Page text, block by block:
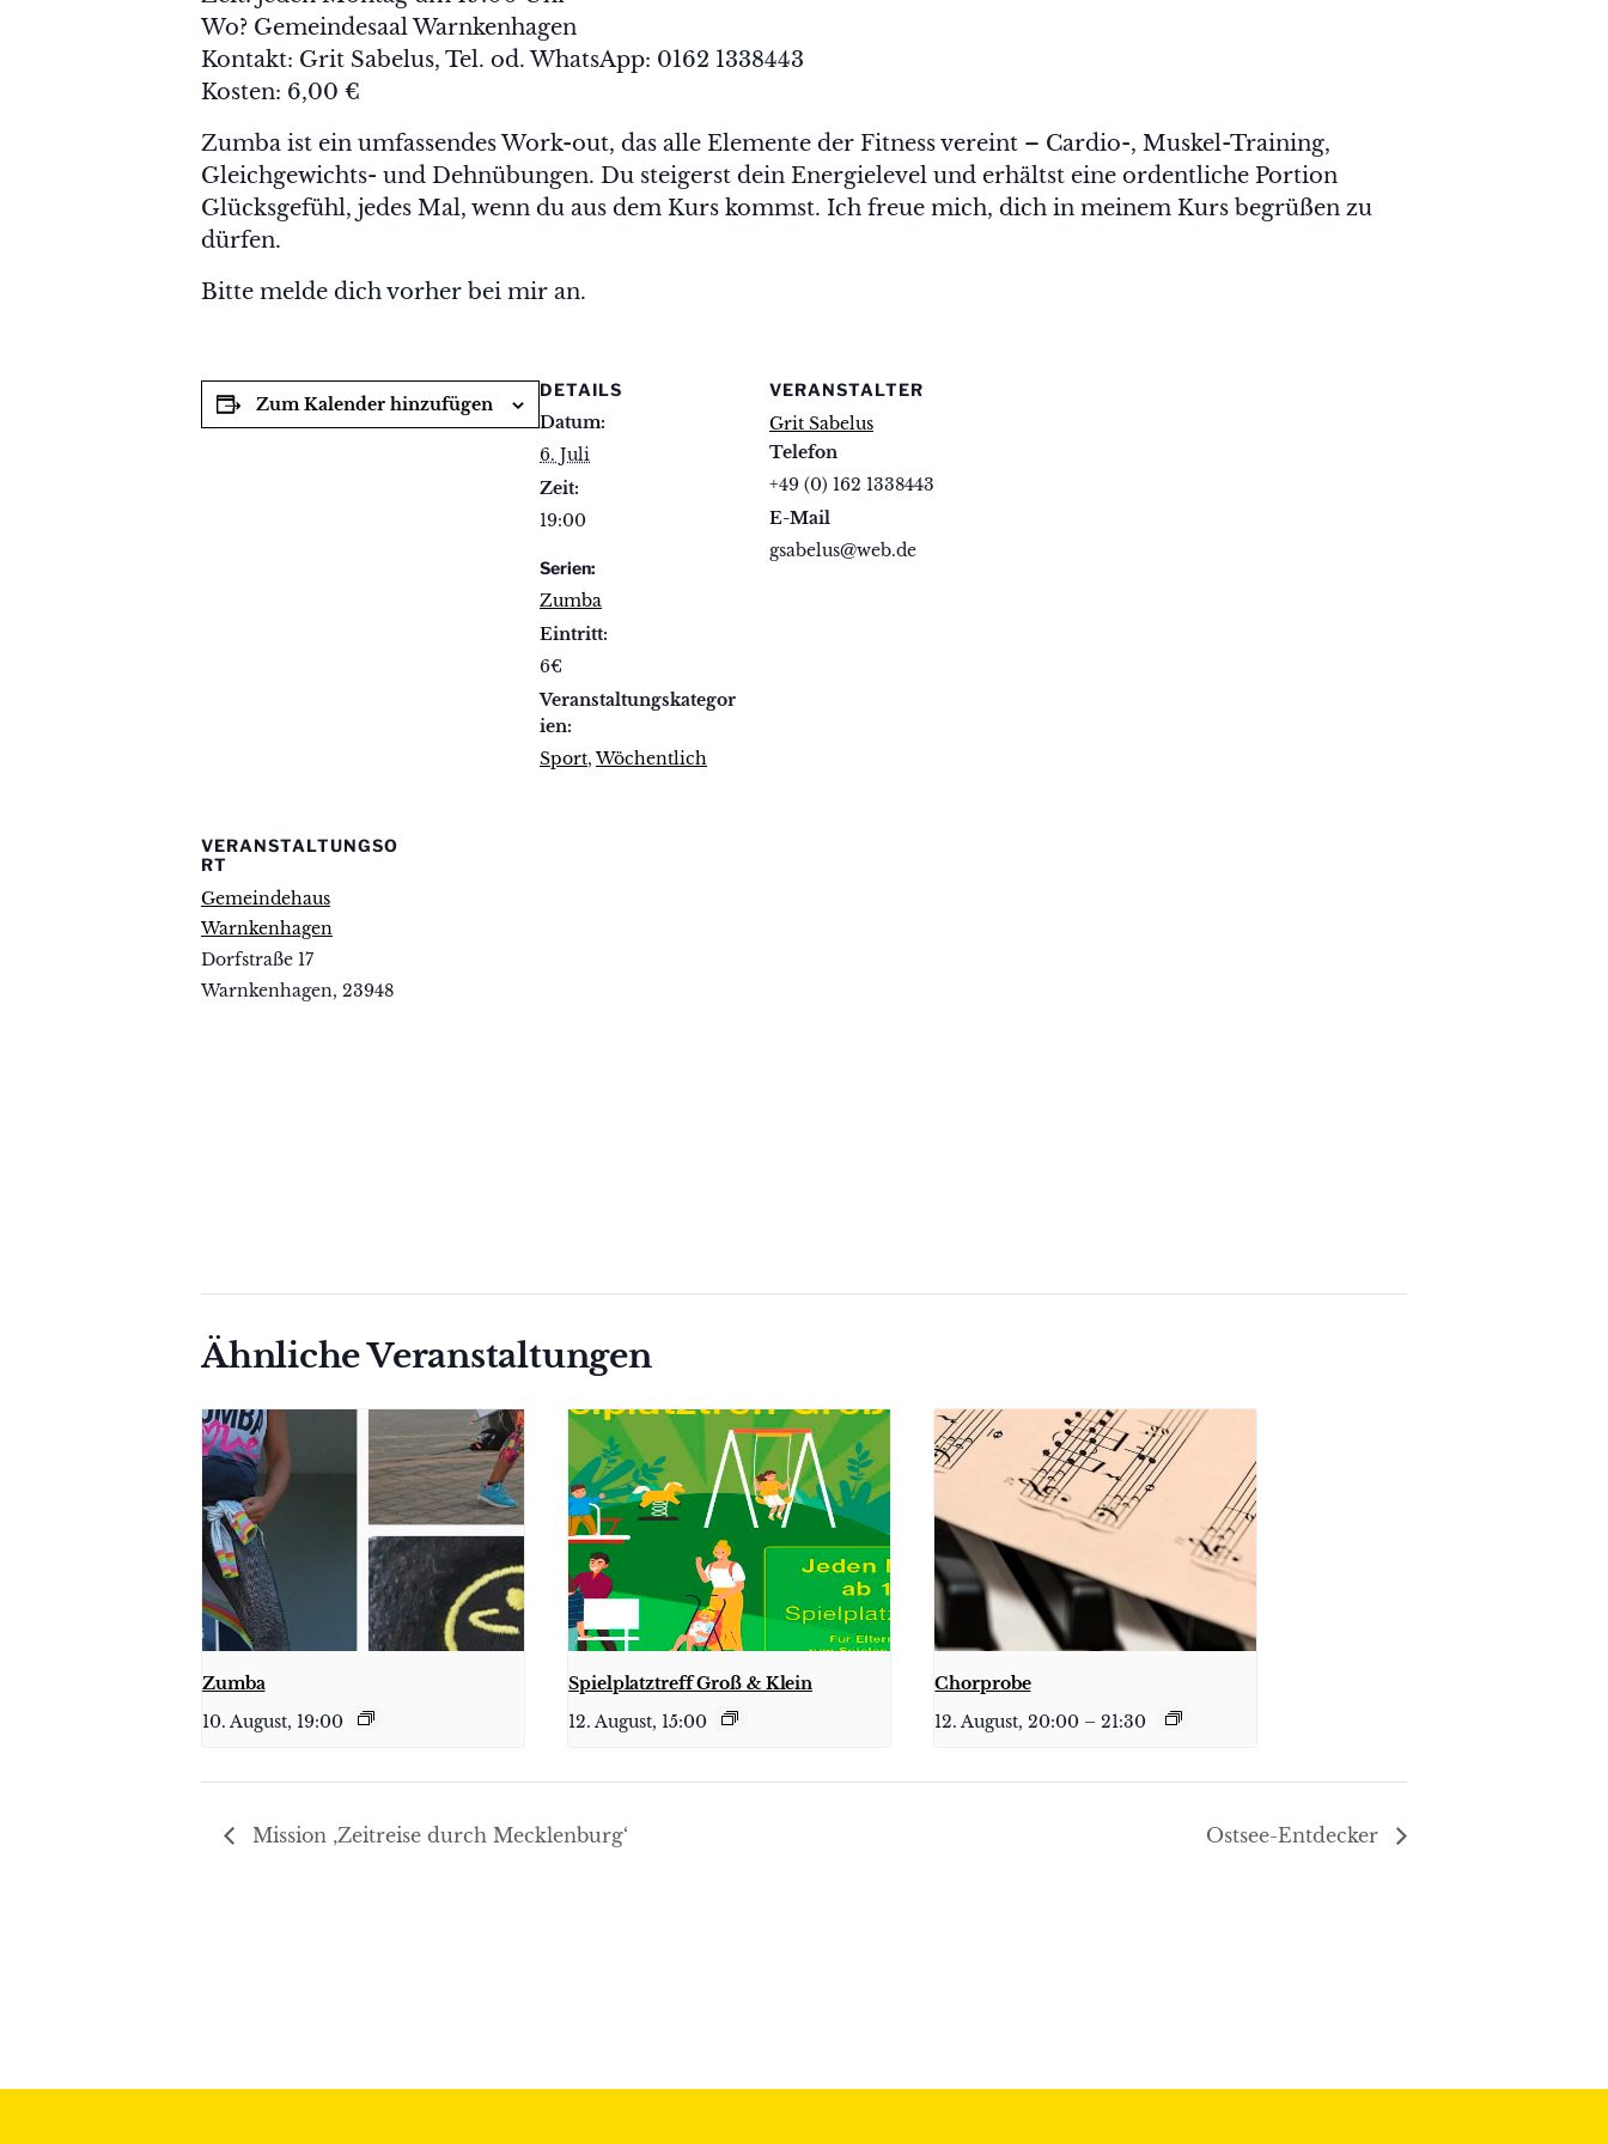
Wo? Gemeindesaal Warnkenhagen
Kontakt: Grit Sabelus, Tel. od. WhatsApp: 0162 1338443
Kosten: 6,00 €
Zumba ist ein umfassendes Work-out, das alle Elemente der Fitness vereint – Cardio-, Muskel-Training,
Gleichgewichts- und Dehnübungen. Du steigerst dein Energielevel und erhältst eine ordentliche Portion
Glücksgefühl, jedes Mal, wenn du aus dem Kurs kommst. Ich freue mich, dich in meinem Kurs begrüßen zu
dürfen.
Bitte melde dich vorher bei mir an.
Zum Kalender hinzufügen
DETAILS
Datum:
6. Juli
Zeit:
19:00
Serien:
Zumba
Eintritt:
6€
Veranstaltungskategor
ien:
Sport,Wöchentlich
VERANSTALTER
Grit Sabelus
Telefon
+49 (0) 162 1338443
E-Mail
gsabelus@web.de
VERANSTALTUNGSO
RT
Gemeindehaus
Warnkenhagen
Dorfstraße 17
Warnkenhagen, 23948
Ähnliche Veranstaltungen
Zumba
10. August, 19:00
Spielplatztreff Groß & Klein
12. August, 15:00
Chorprobe
12. August, 20:00 – 21:30
Mission ‚Zeitreise durch Mecklenburg‘ Ostsee-Entdecker